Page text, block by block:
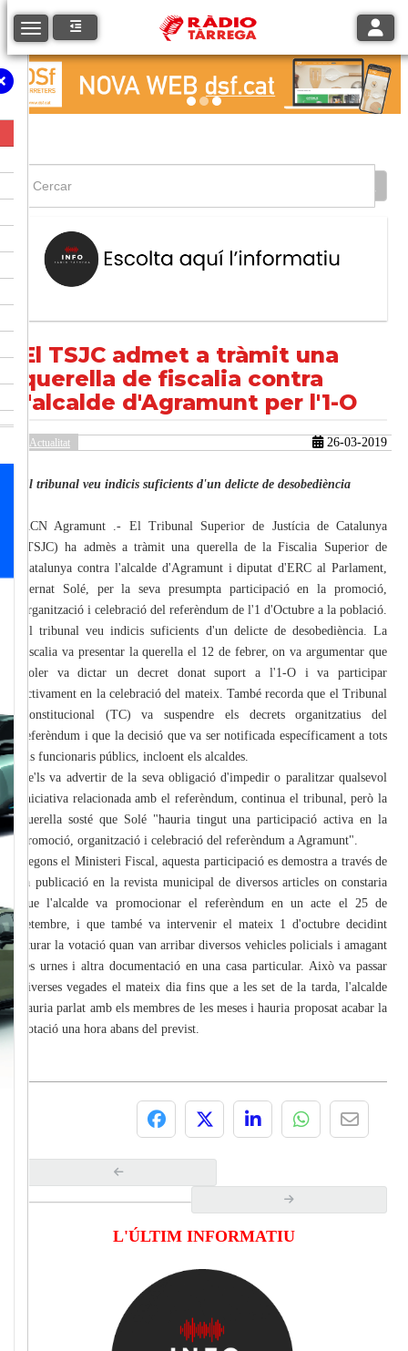
Toggle navigation
El TSJC admet a tràmit una
querella de fiscalia contra
l'alcalde d'Agramunt per l'1-O
Actualitat 26-03-2019
El tribunal veu indicis suficients d'un delicte de desobediència
ACN Agramunt .- El Tribunal Superior de Justícia de Catalunya
(TSJC) ha admès a tràmit una querella de la Fiscalia Superior de
Catalunya contra l'alcalde d'Agramunt i diputat d'ERC al Parlament,
Bernat Solé, per la seva presumpta participació en la promoció,
organització i celebració del referèndum de l'1 d'Octubre a la població.
El tribunal veu indicis suficients d'un delicte de desobediència. La
fiscalia va presentar la querella el 12 de febrer, on va argumentar que
Soler va dictar un decret donat suport a l'1-O i va participar
activament en la celebració del mateix. També recorda que el Tribunal
Constitucional (TC) va suspendre els decrets organitzatius del
referèndum i que la decisió que va ser notificada específicament a tots
els funcionaris públics, incloent els alcaldes.
Se'ls va advertir de la seva obligació d'impedir o paralitzar qualsevol
iniciativa relacionada amb el referèndum, continua el tribunal, però la
querella sosté que Solé "hauria tingut una participació activa en la
promoció, organització i celebració del referèndum a Agramunt".
Segons el Ministeri Fiscal, aquesta participació es demostra a través de
la publicació en la revista municipal de diversos articles on constaria
que l'alcalde va promocionar el referèndum en un acte el 25 de
setembre, i que també va intervenir el mateix 1 d'octubre decidint
aturar la votació quan van arribar diversos vehicles policials i amagant
les urnes i altra documentació en una casa particular. Això va passar
diverses vegades el mateix dia fins que a les set de la tarda, l'alcalde
hauria parlat amb els membres de les meses i hauria proposat acabar la
votació una hora abans del previst.
L'ÚLTIM INFORMATIU